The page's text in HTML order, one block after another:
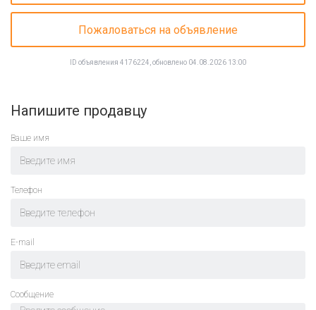
Пожаловаться на объявление
ID объявления 4176224, обновлено 04.08.2026 13:00
Напишите продавцу
Ваше имя
Телефон
E-mail
Cообщение